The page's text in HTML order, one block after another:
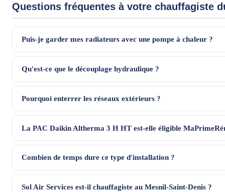
Questions fréquentes à votre chauffagiste
Puis-je garder mes radiateurs avec une pompe à chaleur ?
Qu'est-ce que le découplage hydraulique ?
Pourquoi enterrer les réseaux extérieurs ?
La PAC Daikin Altherma 3 H HT est-elle éligible
Combien de temps dure ce type d'installation ?
Sol Air Services est-il chauffagiste au Mesnil-Saint-Denis ?